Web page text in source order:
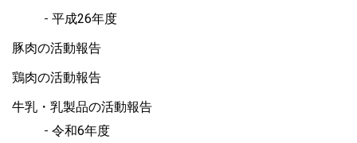
平成26年度
豚肉の活動報告
鶏肉の活動報告
牛乳・乳製品の活動報告
令和6年度